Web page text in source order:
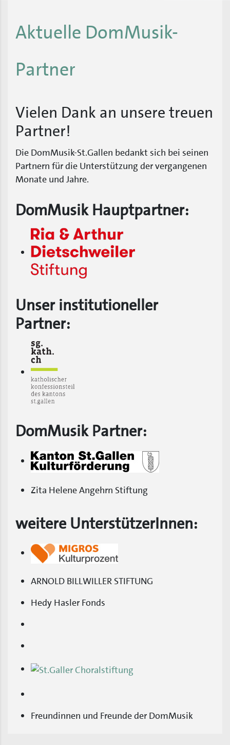
Aktuelle DomMusik-
Partner
Vielen Dank an unsere treuen
Partner!
Die DomMusik-St.Gallen bedankt sich bei seinen
Partnern für die Unterstützung der vergangenen
Monate und Jahre.
DomMusik Hauptpartner:
Unser institutioneller
Partner:
DomMusik Partner:
Zita Helene Angehrn Stiftung
weitere UnterstützerInnen:
ARNOLD BILLWILLER STIFTUNG
Hedy Hasler Fonds
Freundinnen und Freunde der DomMusik